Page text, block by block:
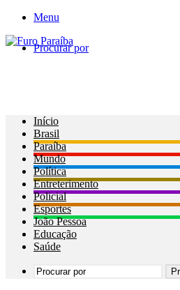
Menu
Procurar por
Início
Brasil
Paraíba
Mundo
Política
Entreterimento
Policial
Esportes
João Pessoa
Educação
Saúde